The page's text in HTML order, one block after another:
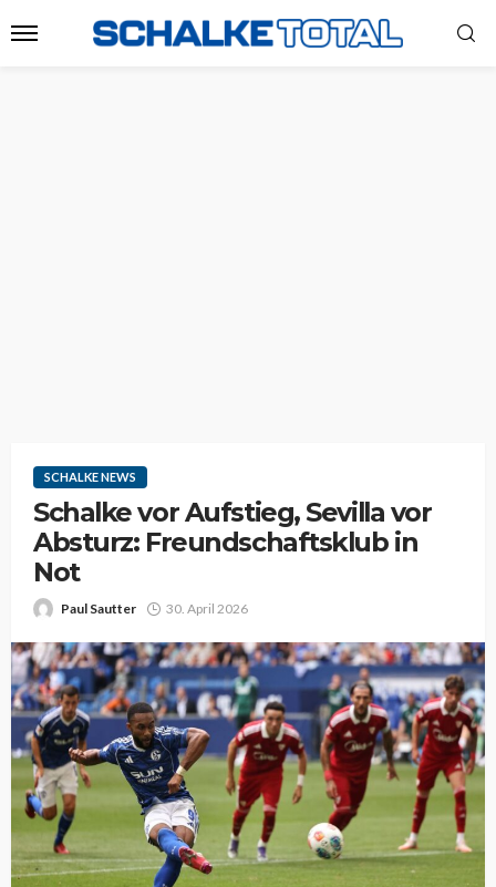
SCHALKE NEWS
Schalke vor Aufstieg, Sevilla vor
Absturz: Freundschaftsklub in
Not
Paul Sautter 30. April 2026